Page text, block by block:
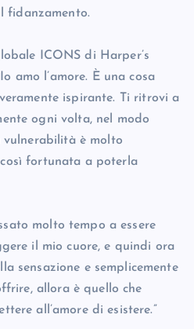
fidanzamento.
ICONS di Harper’s
amo l’amore. È una cosa
ispirante. Ti ritrovi a
ogni volta, nel modo
vulnerabilità è molto
fortunata a poterla
molto tempo a essere
il mio cuore, e quindi ora
sensazione e semplicemente
allora è quello che
all’amore di esistere.”